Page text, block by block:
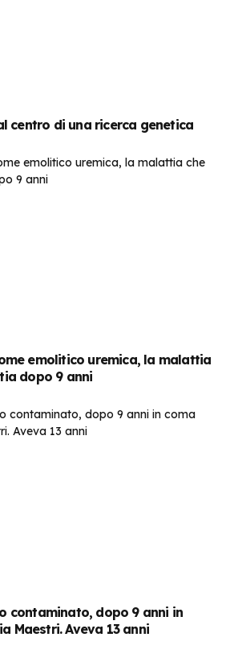
centro di una ricerca genetica
emolitico uremica, la malattia
dopo 9 anni
contaminato, dopo 9 anni in
Maestri. Aveva 13 anni